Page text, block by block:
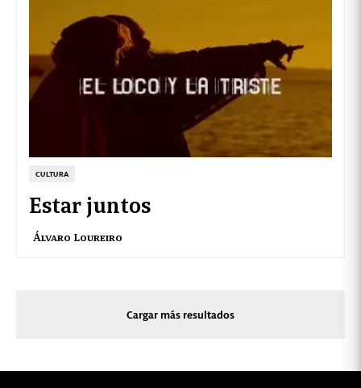
CULTURA
Estar juntos
Álvaro Loureiro
Cargar más resultados